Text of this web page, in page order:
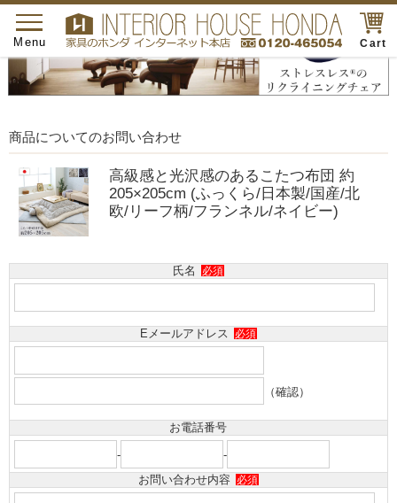
Cart
toggle
navigation
Menu
商品についてのお問い合わせ
高級感と光沢感のあるこたつ布団 約
205×205cm (ふっくら/日本製/国産/北
欧/リーフ柄/フランネル/ネイビー)
氏名 必須
Eメールアドレス 必須
（確認）
お電話番号
-
-
お問い合わせ内容
必須